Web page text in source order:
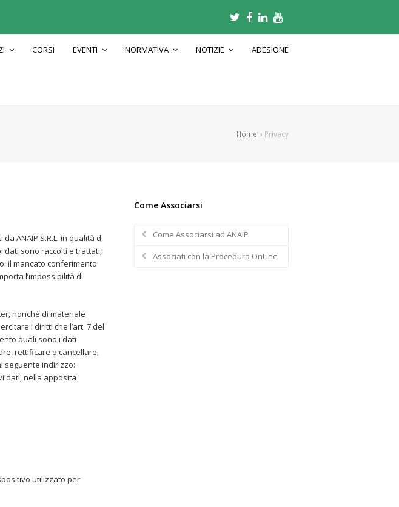
Twitter
Facebook
LinkedIn
CORSI EVENTI NORMATIVA NOTIZIE ADESIONE
Home » Privacy
ANAIP S.R.L. in qualità di
dati sono raccolti e trattati,
il mancato conferimento
l’impossibilità di
nonché di materiale
i diritti che l’art. 7 del
quali sono i dati
rettificare o cancellare,
seguente indirizzo:
dati, nella apposita
utilizzato per
Come Associarsi
Come Associarsi ad ANAIP
Associati con la Procedura OnLine